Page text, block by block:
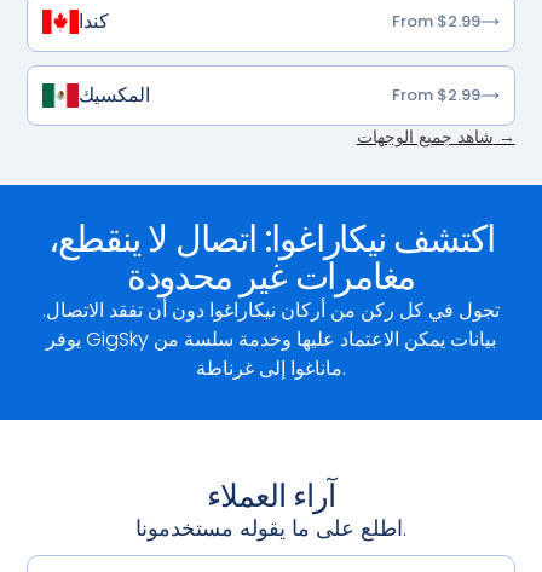
كندا From $2.99
المكسيك From $2.99
شاهد جميع الوجهات →
اكتشف نيكاراغوا: اتصال لا ينقطع،
مغامرات غير محدودة
تجول في كل ركن من أركان نيكاراغوا دون أن تفقد الاتصال.
يوفر GigSky بيانات يمكن الاعتماد عليها وخدمة سلسة من
ماناغوا إلى غرناطة.
آراء العملاء
اطلع على ما يقوله مستخدمونا.